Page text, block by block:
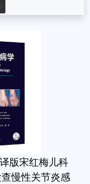
版宋红梅儿科
慢性关节炎感